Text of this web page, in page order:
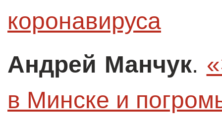
коронавируса
Андрей Манчук.
в Минске и